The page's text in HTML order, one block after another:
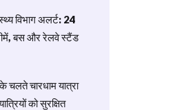
विभाग अलर्ट: 24
बस और रेलवे स्टैंड
चलते चारधाम यात्रा
को सुरक्षित